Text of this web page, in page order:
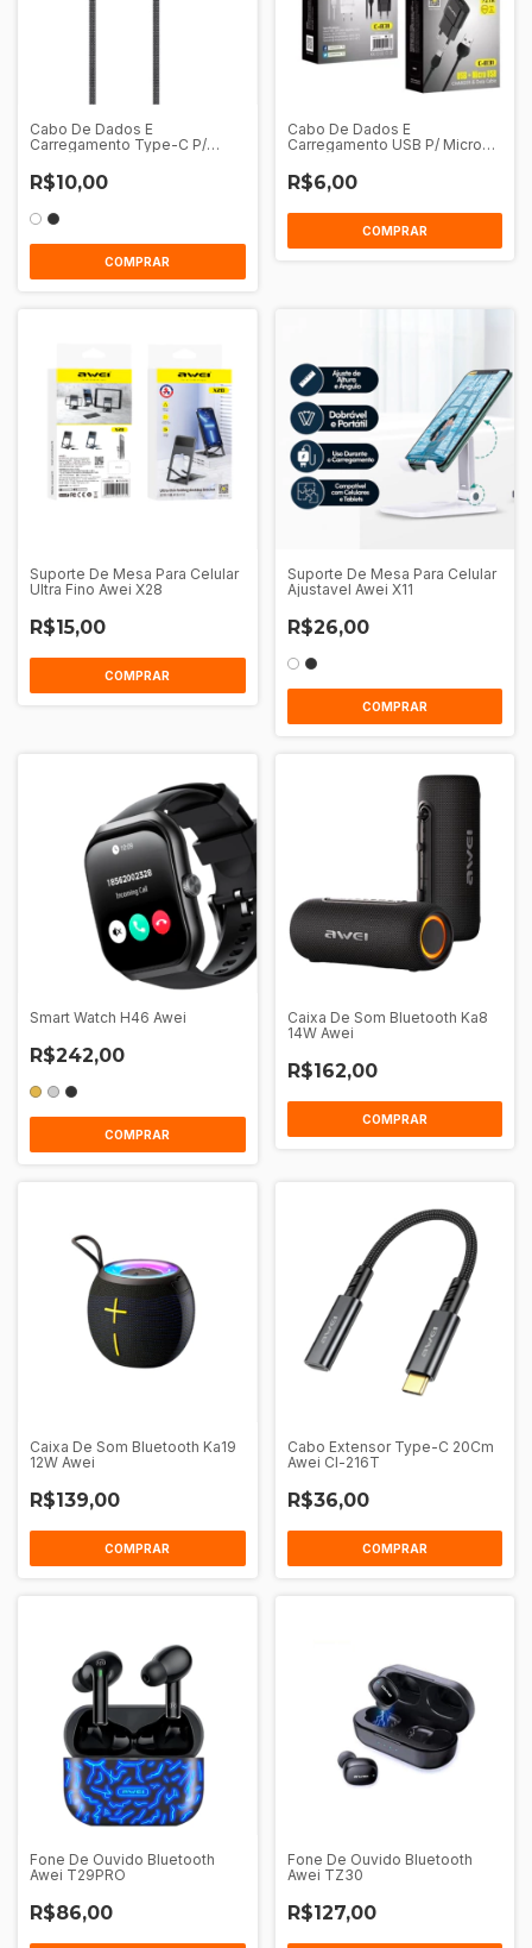
Cabo De Dados E
Carregamento Type-C P/
R$10,00
COMPRAR
Cabo De Dados E
Carregamento USB P/ Micro
R$6,00
COMPRAR
Suporte De Mesa Para Celular
Ultra Fino Awei X28
R$15,00
COMPRAR
Suporte De Mesa Para Celular
Ajustavel Awei X11
R$26,00
COMPRAR
Smart Watch H46 Awei
R$242,00
COMPRAR
Caixa De Som Bluetooth Ka8
14W Awei
R$162,00
COMPRAR
Caixa De Som Bluetooth Ka19
12W Awei
R$139,00
COMPRAR
Cabo Extensor Type-C 20Cm
Awei Cl-216T
R$36,00
COMPRAR
Fone De Ouvido Bluetooth
Awei T29PRO
R$86,00
Fone De Ouvido Bluetooth
Awei TZ30
R$127,00